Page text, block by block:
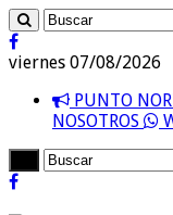
viernes 07/08/2026
PUNTO
NOSOTROS